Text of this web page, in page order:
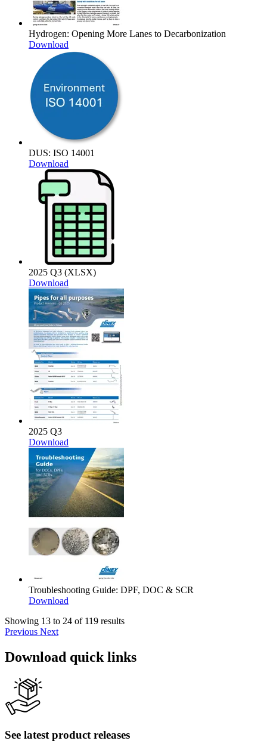
Hydrogen: Opening More Lanes to Decarbonization
Download
DUS: ISO 14001
Download
2025 Q3 (XLSX)
Download
2025 Q3
Download
Troubleshooting Guide: DPF, DOC & SCR
Download
Showing 13 to 24 of 119 results
Previous Next
Download quick links
See latest product releases